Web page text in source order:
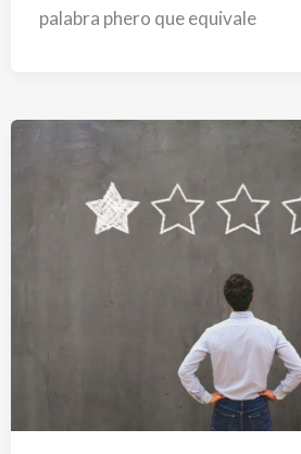
palabra phero que equivale